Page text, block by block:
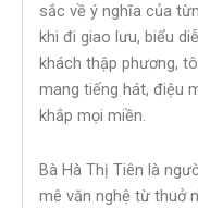
sắc về ý nghĩa của
khi đi giao lưu, biểu
khách thập phương,
mang tiếng hát, điệu
khắp mọi miền.
Bà Hà Thị Tiên là
mê văn nghệ từ thuở